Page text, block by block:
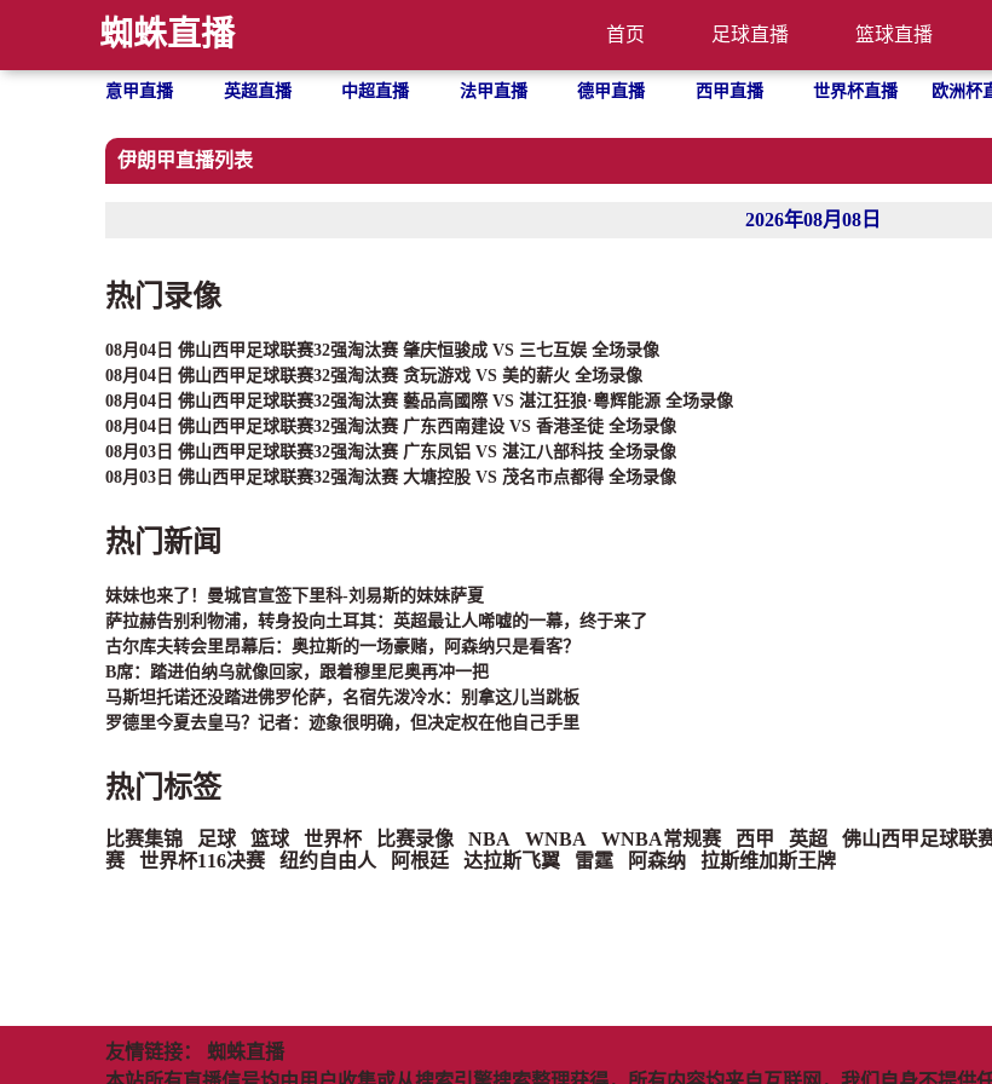
蜘蛛直播 首页 足球直播 篮球直播
意甲直播 英超直播 中超直播 法甲直播 德甲直播 西甲直播 世界杯直播 欧洲杯
伊朗甲直播列表
2026年08月08日
热门录像
08月04日 佛山西甲足球联赛32强淘汰赛 肇庆恒骏成 VS 三七互娱 全场录像
08月04日 佛山西甲足球联赛32强淘汰赛 贪玩游戏 VS 美的薪火 全场录像
08月04日 佛山西甲足球联赛32强淘汰赛 藝品高國際 VS 湛江狂狼·粵辉能源 全场录像
08月04日 佛山西甲足球联赛32强淘汰赛 广东西南建设 VS 香港圣徒 全场录像
08月03日 佛山西甲足球联赛32强淘汰赛 广东凤铝 VS 湛江八部科技 全场录像
08月03日 佛山西甲足球联赛32强淘汰赛 大塘控股 VS 茂名市点都得 全场录像
热门新闻
妹妹也来了！曼城官宣签下里科-刘易斯的妹妹萨夏
萨拉赫告别利物浦，转身投向土耳其：英超最让人唏嘘的一幕，终于来了
古尔库夫转会里昂幕后：奥拉斯的一场豪赌，阿森纳只是看客？
B席：踏进伯纳乌就像回家，跟着穆里尼奥再冲一把
马斯坦托诺还没踏进佛罗伦萨，名宿先泼冷水：别拿这儿当跳板
罗德里今夏去皇马？记者：迹象很明确，但决定权在他自己手里
热门标签
比赛集锦 足球 篮球 世界杯 比赛录像 NBA WNBA WNBA常规赛 西甲 英超 佛山西甲足球联
赛
世界杯116决赛 纽约自由人 阿根廷 达拉斯飞翼 雷霆 阿森纳 拉斯维加斯王牌
友情链接： 蜘蛛直播